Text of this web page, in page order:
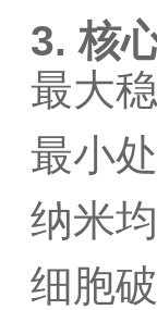
3. 核
最大
最小
纳米
细胞